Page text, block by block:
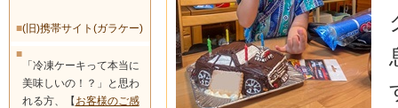
■(旧)携帯サイト(ガラケー)
■
「冷凍ケーキって本当に
美味しいの！？」と思わ
れる方、【 お客様のご感